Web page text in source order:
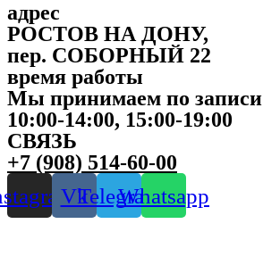
адрес
РОСТОВ НА ДОНУ,
пер. СОБОРНЫЙ 22
время работы
Мы принимаем по записи
10:00-14:00, 15:00-19:00
СВЯЗЬ
+7 (908) 514-60-00
VkTelegramWhatsapp